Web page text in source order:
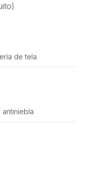
de tela
antiniebla